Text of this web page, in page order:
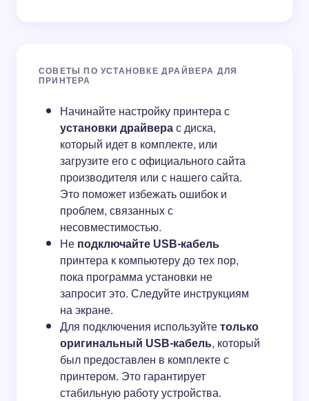
СОВЕТЫ ПО УСТАНОВКЕ ДРАЙВЕРА ДЛЯ
ПРИНТЕРА
Начинайте настройку принтера с
установки драйверас диска,
который идет в комплекте, или
загрузите его с официального сайта
производителя или с нашего сайта.
Это поможет избежать ошибок и
проблем, связанных с
несовместимостью.
Неподключайте USB-кабель
принтера к компьютеру до тех пор,
пока программа установки не
запросит это. Следуйте инструкциям
на экране.
Для подключения используйтетолько
оригинальный USB-кабель, который
был предоставлен в комплекте с
принтером. Это гарантирует
стабильную работу устройства.